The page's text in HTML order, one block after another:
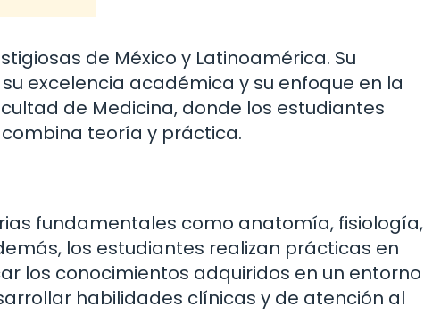
de México y Latinoamérica. Su
excelencia académica y su enfoque en la
de Medicina, donde los estudiantes
teoría y práctica.
fundamentales como anatomía, fisiología,
los estudiantes realizan prácticas en
los conocimientos adquiridos en un entorno
habilidades clínicas y de atención al